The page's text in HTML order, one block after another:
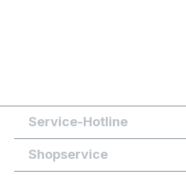
Service-Hotline
Shopservice